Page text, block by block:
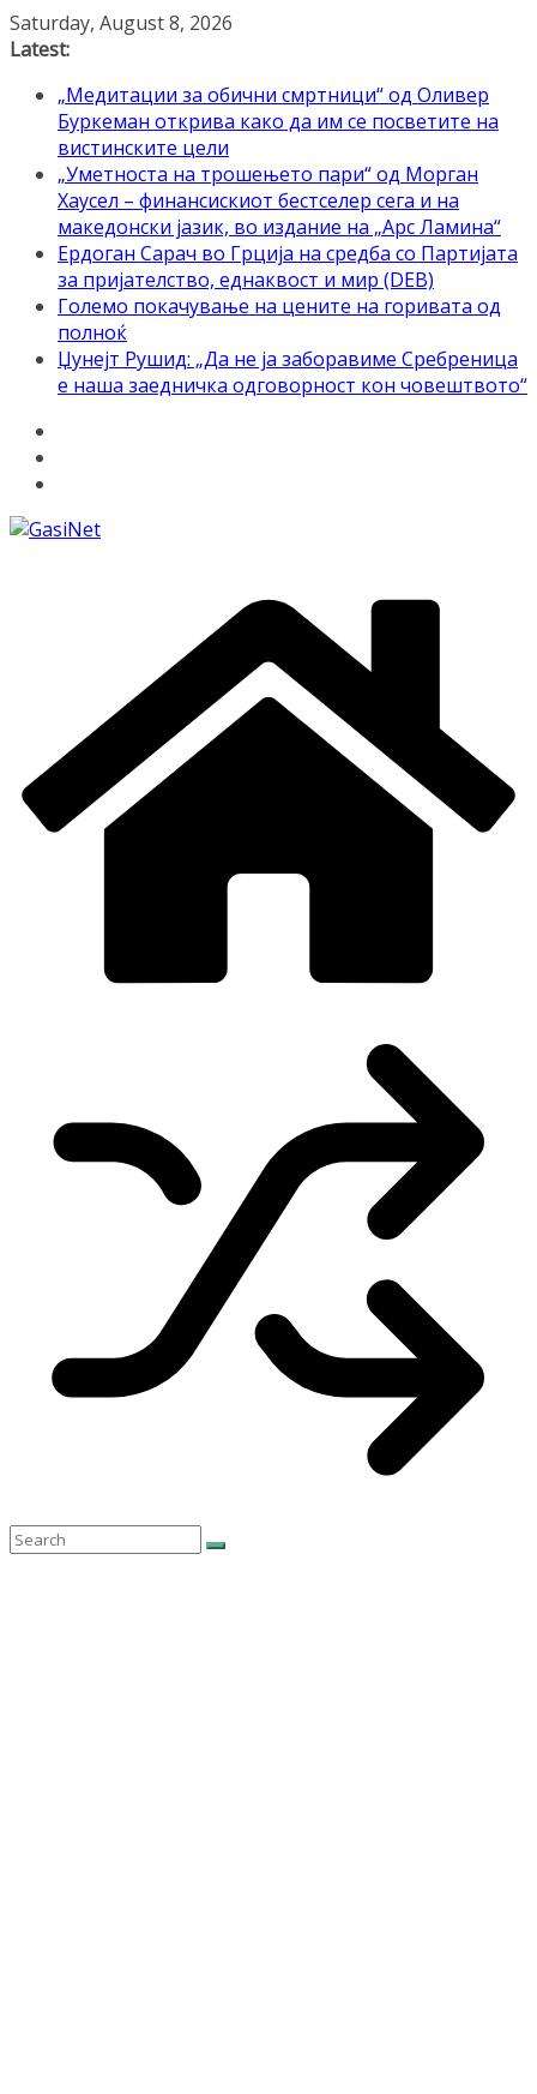
Skip
to
Saturday, August 8, 2026
Latest:
„Медитации за обични смртници“ од Оливер
Буркеман открива како да им се посветите на
вистинските цели
„Уметноста на трошењето пари“ од Морган
Хаусел – финансискиот бестселер сега и на
македонски јазик, во издание на „Арс Ламина“
Ердоган Сарач во Грција на средба со Партијата
за пријателство, еднаквост и мир (DEB)
Големо покачување на цените на горивата од
полноќ
Џунејт Рушид: „Да не ја заборавиме Сребреница
е наша заедничка одговорност кон човештвото“